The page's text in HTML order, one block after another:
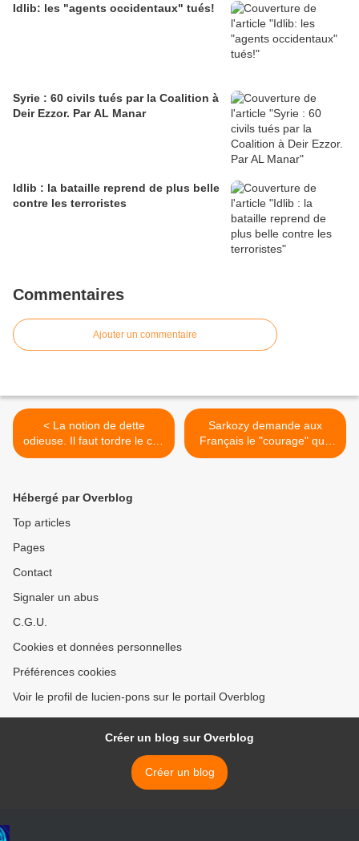
Idlib: les "agents occidentaux" tués!
Syrie : 60 civils tués par la Coalition à
Deir Ezzor. Par AL Manar
Idlib : la bataille reprend de plus belle
contre les terroristes
Commentaires
Ajouter un commentaire
< La notion de dette
odieuse. Il faut tordre le cou
à la finance.
Sarkozy demande aux
Français le "courage" qu’il
n’a pas. >
Hébergé par Overblog
Top articles
Pages
Contact
Signaler un abus
C.G.U.
Cookies et données personnelles
Préférences cookies
Voir le profil de lucien-pons sur le portail Overblog
Créer un blog sur Overblog
Créer un blog